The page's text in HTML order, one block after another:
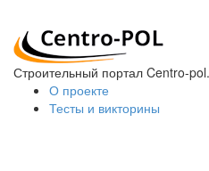
Строительный портал Centro-
О проекте
Тесты и викторины